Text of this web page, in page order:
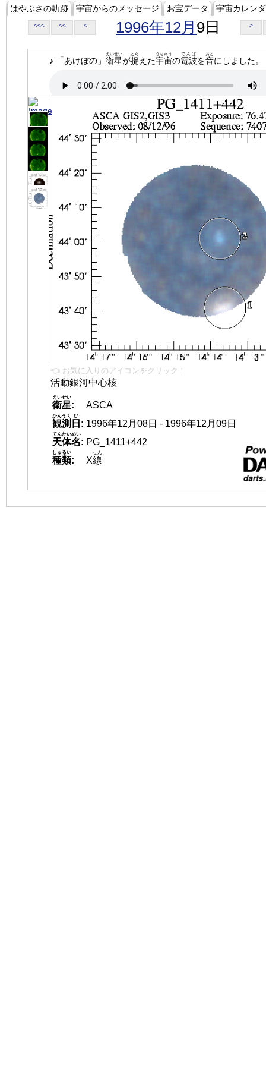
はやぶさの軌跡 宇宙からのメッセージ お宝データ 宇宙カレン
<<< << < 1996年12月 9日 >
♪ 「あけぼの」 衛星
えいせい
が捉
とら
えた宇宙
うちゅう
の電波
でんぱ
を音
おと
にしました。
👈 お気に入りのアイコンをクリック！
活動銀河中心核
衛星
えいせい
:
ASCA
観測
かんそく
日
び
: 1996年12月08日 - 1996年12月09日
天体名
てんたいめい
: PG_1411+442
種類
しゅるい
: X線
せん